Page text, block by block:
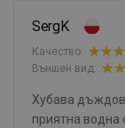
SergK
Качество:
Външен вид:
Хубава
приятна